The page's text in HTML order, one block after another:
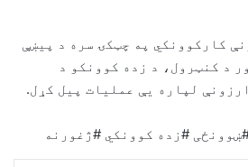
کارکوونکي په چټکۍ سره د پیښې
د کنټرول، د زده کوونکو د
لپاره یې عملیات پیل کړل.
#زده کوونکي #ژغورنه